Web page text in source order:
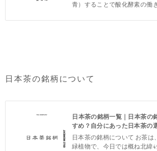
青）することで酸化酵素の働
日本茶の銘柄について
日本茶の銘柄一覧｜日本茶の
すめ？自分にあった日本茶の
日本茶の銘柄について お茶は
緑植物で、今日では概ね北緯